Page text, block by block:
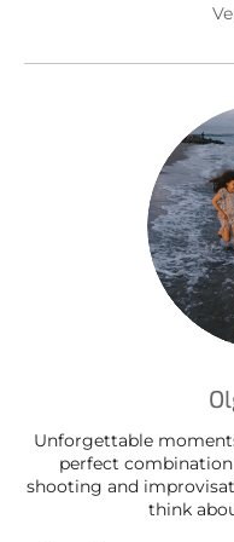
Unforgettable
perfect
shooting and
think